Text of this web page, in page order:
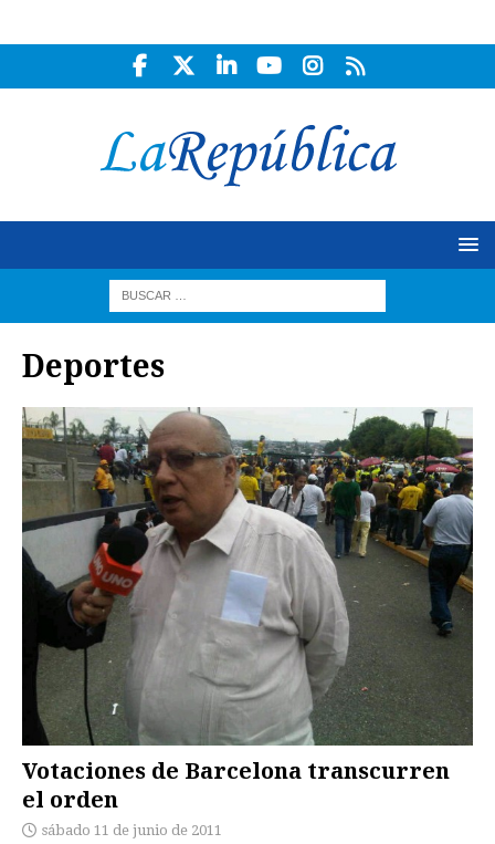
Deportes
Votaciones de Barcelona transcurren
el orden
sábado 11 de junio de 2011